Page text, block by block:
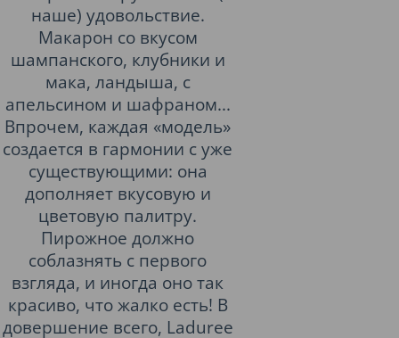
наше) удовольствие.
Макарон со вкусом
шампанского, клубники и
мака, ландыша, с
апельсином и шафраном...
Впрочем, каждая «модель»
создается в гармонии с уже
существующими: она
дополняет вкусовую и
цветовую палитру.
Пирожное должно
соблазнять с первого
взгляда, и иногда оно так
красиво, что жалко есть! В
довершение всего, Ladurеe